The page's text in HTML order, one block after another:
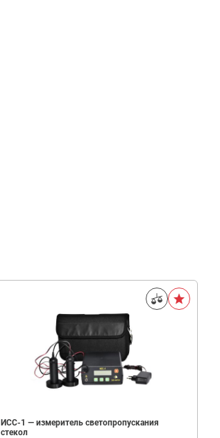
ИСС-1 — измеритель светопропускания
стекол